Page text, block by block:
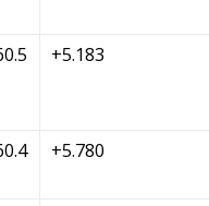
+5.183
+5.780